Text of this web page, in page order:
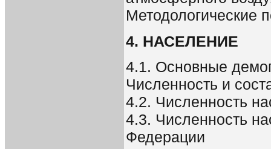
Методологические
4. НАСЕЛЕНИЕ
4.1. Основные
Численность и
4.2. Численность
4.3. Численность
Федерации